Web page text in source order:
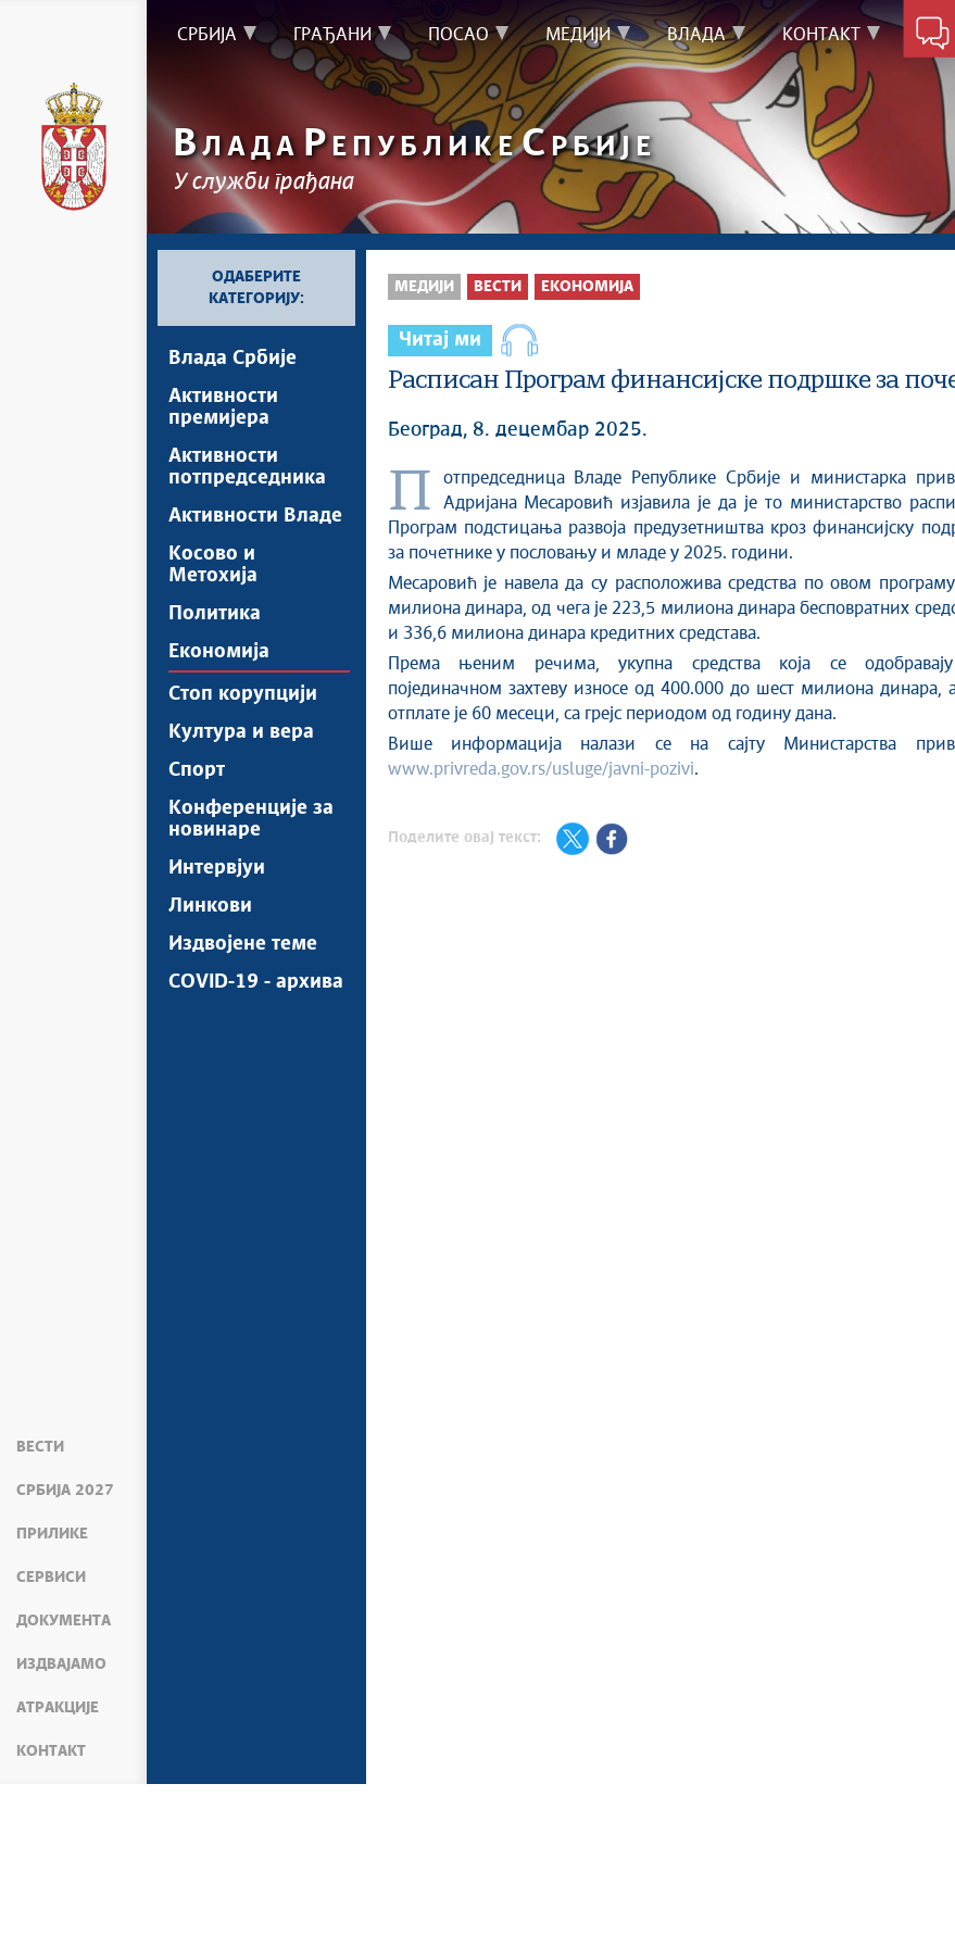
ВЕСТИ
СРБИЈА 2027
ПРИЛИКЕ
СЕРВИСИ
ДОКУМЕНТА
ИЗДВАЈАМО
АТРАКЦИЈЕ
КОНТАКТ
СРБИЈА ГРАЂАНИ ПОСАО МЕДИЈИ ВЛАДА КОНТАКТ
ВЛАДА Р ЕПУБЛИКЕС РБИЈЕ
У служби грађана
ОДАБЕРИТЕ
КАТЕГОРИЈУ:
Влада Србије
Активности
премијера
Активности
потпредседника
Активности Владе
Косово и
Метохија
Политика
Економија
Стоп корупцији
Култура и вера
Спорт
Конференције за
новинаре
Интервјуи
Линкови
Издвојене теме
COVID-19 - архива
МЕДИЈИ ВЕСТИ ЕКОНОМИЈА
Читај ми
Расписан Програм финансијске подршке за
Београд, 8. децембар 2025.
Потпредседница Владе Републике Србије и министарка привреде
Адријана Месаровић изјавила је да је то министарство
Програм подстицања развоја предузетништва кроз финансијску
за почетнике у пословању и младе у 2025. години.
Месаровић је навела да су расположива средства по овом
милиона динара, од чега је 223,5 милиона динара бесповратних
и 336,6 милиона динара кредитних средстава.
Према њеним речима, укупна средства која се
појединачном захтеву износе од 400.000 до шест милиона динара,
отплате је 60 месеци, са грејс периодом од годину дана.
Више информација налази се на сајту Министарства
www.privreda.gov.rs/usluge/javni-pozivi.
Поделите овај текст: